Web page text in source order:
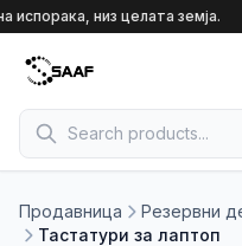
Skip to content
испорака, низ целата земја.
Продавница
Резервни
Тастатури за лаптоп